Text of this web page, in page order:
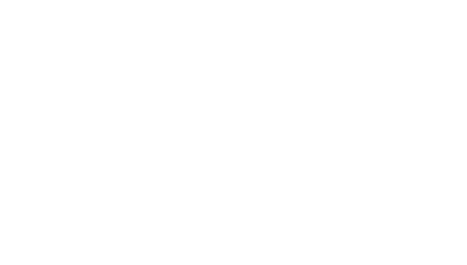
器販売店・
お願いしま
、
、
物等」とい
らの製造装
知します。
り引きをい
ロン制御